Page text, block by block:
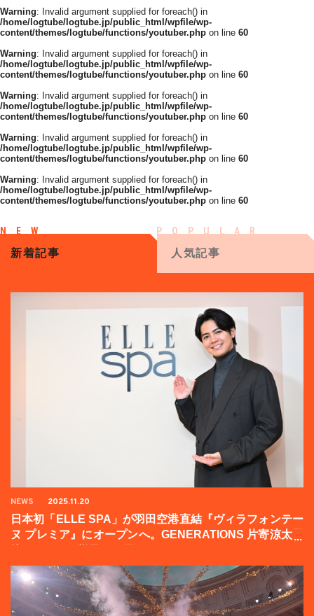
Warning: Invalid argument supplied for foreach() in
/home/logtube/logtube.jp/public_html/wpfile/wp-
content/themes/logtube/functions/youtuber.php on line 60
Warning: Invalid argument supplied for foreach() in
/home/logtube/logtube.jp/public_html/wpfile/wp-
content/themes/logtube/functions/youtuber.php on line 60
Warning: Invalid argument supplied for foreach() in
/home/logtube/logtube.jp/public_html/wpfile/wp-
content/themes/logtube/functions/youtuber.php on line 60
Warning: Invalid argument supplied for foreach() in
/home/logtube/logtube.jp/public_html/wpfile/wp-
content/themes/logtube/functions/youtuber.php on line 60
Warning: Invalid argument supplied for foreach() in
/home/logtube/logtube.jp/public_html/wpfile/wp-
content/themes/logtube/functions/youtuber.php on line 60
新着記事 人気記事
NEWS 2025.11.20
日本初「ELLE SPA」が羽田空港直結『ヴィラフォンテー
ヌ プレミア』にオープンへ。GENERATIONS 片寄涼太登